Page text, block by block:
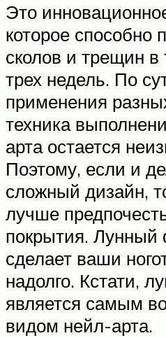
Это
которое способно
сколов и трещин в
трех недель. По
применения
техника
арта остается
Поэтому, если и
сложный дизайн,
лучше
покрытия.
сделает ваши
надолго. Кстати,
является самым
видом нейл-арта.